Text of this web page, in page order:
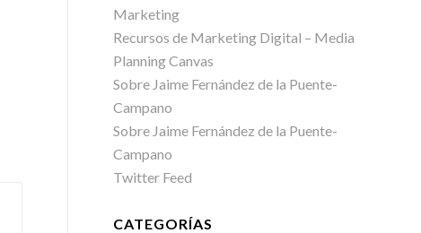
Marketing
Recursos de Marketing Digital – Media
Planning Canvas
Sobre Jaime Fernández de la Puente-
Campano
Sobre Jaime Fernández de la Puente-
Campano
Twitter Feed
CATEGORÍAS